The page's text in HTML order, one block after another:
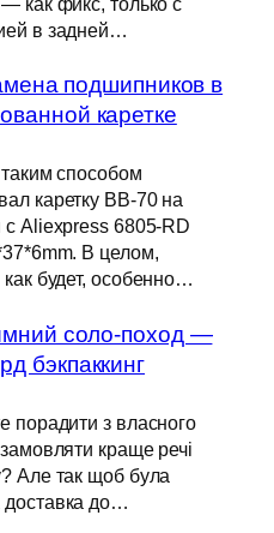
в задней…
подшипников в
каретке
способом
каретку BB-70 на
Aliexpress 6805-RD
В целом,
будет, особенно…
соло-поход —
бэкпаккинг
порадити з власного
краще речі
Але так щоб була
до…